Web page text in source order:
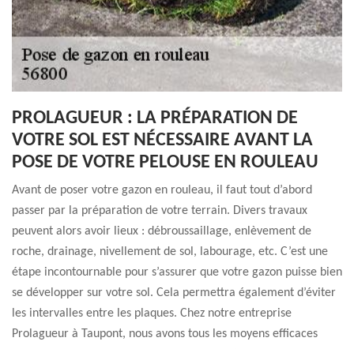
PROLAGUEUR : LA PRÉPARATION DE
VOTRE SOL EST NÉCESSAIRE AVANT LA
POSE DE VOTRE PELOUSE EN ROULEAU
Avant de poser votre gazon en rouleau, il faut tout d’abord
passer par la préparation de votre terrain. Divers travaux
peuvent alors avoir lieux : débroussaillage, enlèvement de
roche, drainage, nivellement de sol, labourage, etc. C’est une
étape incontournable pour s’assurer que votre gazon puisse bien
se développer sur votre sol. Cela permettra également d’éviter
les intervalles entre les plaques. Chez notre entreprise
Prolagueur à Taupont, nous avons tous les moyens efficaces